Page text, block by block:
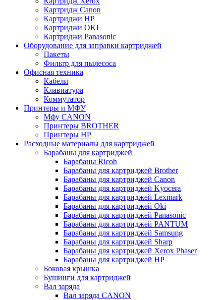
Картридж Сanon
Картриджи HP
Картриджи OKI
Картриджи Panasonic
Оборудование для заправки картриджей
Пакеты
Фильтр для пылесоса
Офисная техника
Кабели
Клавиатура
Коммутатор
Принтеры и МФУ
Мфу CANON
Принтеры BROTHER
Принтеры HP
Расходные материалы для картриджей
Барабаны для картриджей
Барабаны Ricoh
Барабаны для картриджей Brother
Барабаны для картриджей Canon
Барабаны для картриджей Kyocera
Барабаны для картриджей Lexmark
Барабаны для картриджей Oki
Барабаны для картриджей Panasonic
Барабаны для картриджей PANTUM
Барабаны для картриджей Samsung
Барабаны для картриджей Sharp
Барабаны для картриджей Xerox Phaser
Барабаны для картриджей НР
Боковая крышка
Бушинги для картриджей
Вал заряда
Вал заряда CANON